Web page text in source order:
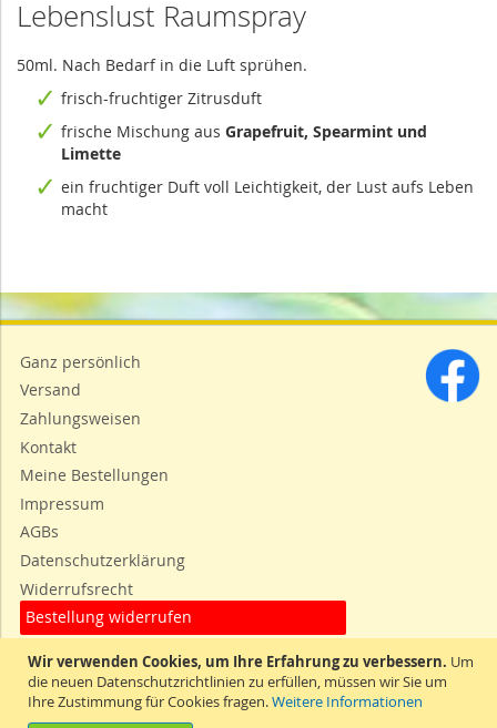
Wir verwenden Cookies, um Ihre Erfahrung zu verbessern. Um
die neuen Datenschutzrichtlinien zu erfüllen, müssen wir Sie um
Ihre Zustimmung für Cookies fragen.Weitere Informationen
Lebenslust Raumspray
50ml. Nach Bedarf in die Luft sprühen.
frisch-fruchtiger Zitrusduft
frische Mischung aus Grapefruit, Spearmint und
Limette
ein fruchtiger Duft voll Leichtigkeit, der Lust aufs Leben
macht
Ganz persönlich
Versand
Zahlungsweisen
Kontakt
Meine Bestellungen
Impressum
AGBs
Datenschutzerklärung
Widerrufsrecht
Bestellung widerrufen